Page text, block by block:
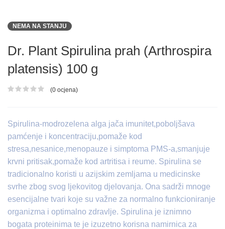
NEMA NA STANJU
Dr. Plant Spirulina prah (Arthrospira
platensis) 100 g
Ocjena proizvoda
(0 ocjena)
Spirulina-modrozelena alga jača imunitet,poboljšava
pamćenje i koncentraciju,pomaže kod
stresa,nesanice,menopauze i simptoma PMS-a,smanjuje
krvni pritisak,pomaže kod artritisa i reume. Spirulina se
tradicionalno koristi u azijskim zemljama u medicinske
svrhe zbog svog ljekovitog djelovanja. Ona sadrži mnoge
esencijalne tvari koje su važne za normalno funkcioniranje
organizma i optimalno zdravlje. Spirulina je iznimno
bogata proteinima te je izuzetno korisna namirnica za